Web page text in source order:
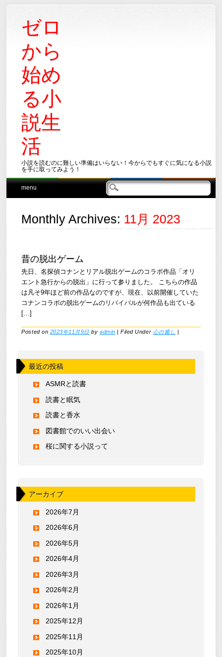
ゼロ
から
始め
る小
説生
活
小説を読むのに難しい準備はいらない！今からでもすぐに気になる小説
を手に取ってみよう！
Main menu
Skip
menu
Monthly Archives: 11月 2023
昔の脱出ゲーム
先日、名探偵コナンとリアル脱出ゲームのコラボ作品「オリ
エント急行からの脱出」に行って参りました。 こちらの作品
は凡そ9年ほど前の作品なのですが、現在、以前開催していた
コナンコラボの脱出ゲームのリバイバルが何作品も出ている
[…]
Posted on 2023年11月9日 byadmin |Filed Under 心の癒し |
最近の投稿
ASMRと読書
読書と眠気
読書と香水
図書館でのいい出会い
桜に関する小説って
アーカイブ
2026年7月
2026年6月
2026年5月
2026年4月
2026年3月
2026年2月
2026年1月
2025年12月
2025年11月
2025年10月